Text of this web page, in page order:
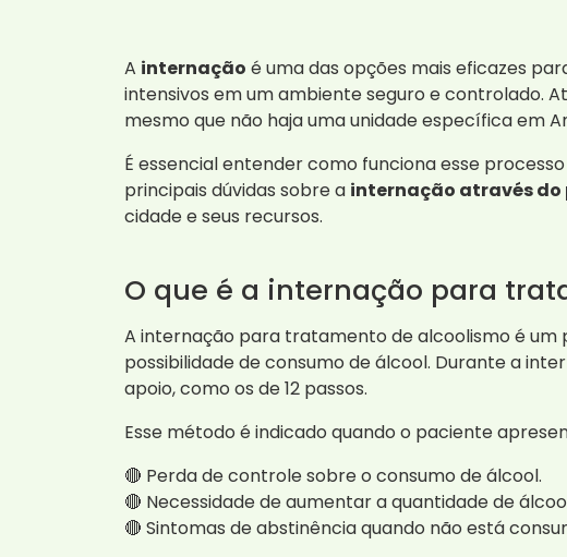
A internação é uma das opções mais eficazes
intensivos em um ambiente seguro e controlado.
mesmo que não haja uma unidade específica em
É essencial entender como funciona esse
principais dúvidas sobre a internação através do
cidade e seus recursos.
O que é a internação para
A internação para tratamento de alcoolismo é um
possibilidade de consumo de álcool. Durante a
apoio, como os de 12 passos.
Esse método é indicado quando o paciente
🔴 Perda de controle sobre o consumo de álcool.
🔴 Necessidade de aumentar a quantidade de
🔴 Sintomas de abstinência quando não está